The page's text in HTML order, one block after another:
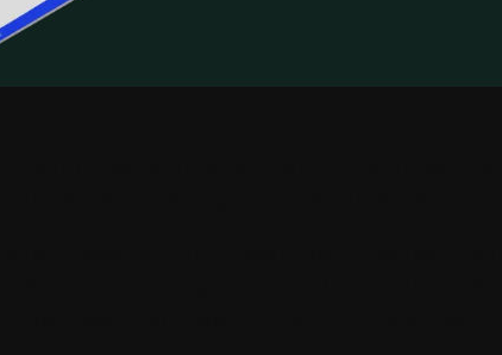
für europäische Unternehmen nichts Neues.
nehmen jedoch stetig zu und erfordern eine
Beschaffung müssen Kosten senken,
kürzt ihre Ausgaben, ein Drittel
beeinträchtigen unmerklich die